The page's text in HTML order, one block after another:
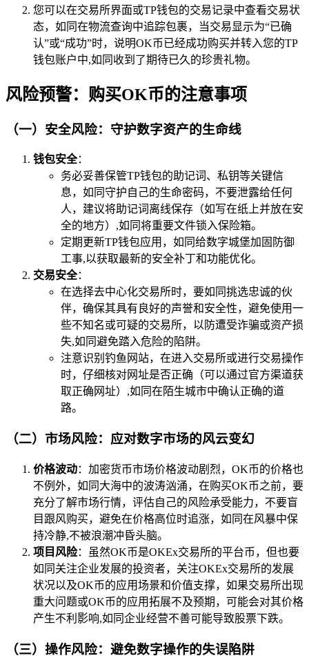
您可以在交易所界面或TP钱包的交易记录中查看交易状
态，如同在物流查询中追踪包裹，当交易显示为“已确
认”或“成功”时，说明OK币已经成功购买并转入您的TP
钱包账户中,如同收到了期待已久的珍贵礼物。
风险预警：购买OK币的注意事项
（一）安全风险：守护数字资产的生命线
钱包安全：
务必妥善保管TP钱包的助记词、私钥等关键信
息，如同守护自己的生命密码，不要泄露给任何
人，建议将助记词离线保存（如写在纸上并放在安
全的地方）,如同将重要文件锁入保险箱。
定期更新TP钱包应用，如同给数字城堡加固防御
工事,以获取最新的安全补丁和功能优化。
交易安全：
在选择去中心化交易所时，要如同挑选忠诚的伙
伴，确保其具有良好的声誉和安全性，避免使用一
些不知名或可疑的交易所，以防遭受诈骗或资产损
失,如同避免踏入危险的陷阱。
注意识别钓鱼网站，在进入交易所或进行交易操作
时，仔细核对网址是否正确（可以通过官方渠道获
取正确网址）,如同在陌生城市中确认正确的道
路。
（二）市场风险：应对数字市场的风云变幻
价格波动：加密货币市场价格波动剧烈，OK币的价格也
不例外，如同大海中的波涛汹涌，在购买OK币之前，要
充分了解市场行情，评估自己的风险承受能力，不要盲
目跟风购买，避免在价格高位时追涨，如同在风暴中保
持冷静,不被浪潮冲昏头脑。
项目风险：虽然OK币是OKEx交易所的平台币，但也要
如同关注企业发展的投资者，关注OKEx交易所的发展
状况以及OK币的应用场景和价值支撑，如果交易所出现
重大问题或OK币的应用拓展不及预期，可能会对其价格
产生不利影响,如同企业经营不善可能导致股票下跌。
（三）操作风险：避免数字操作的失误陷阱